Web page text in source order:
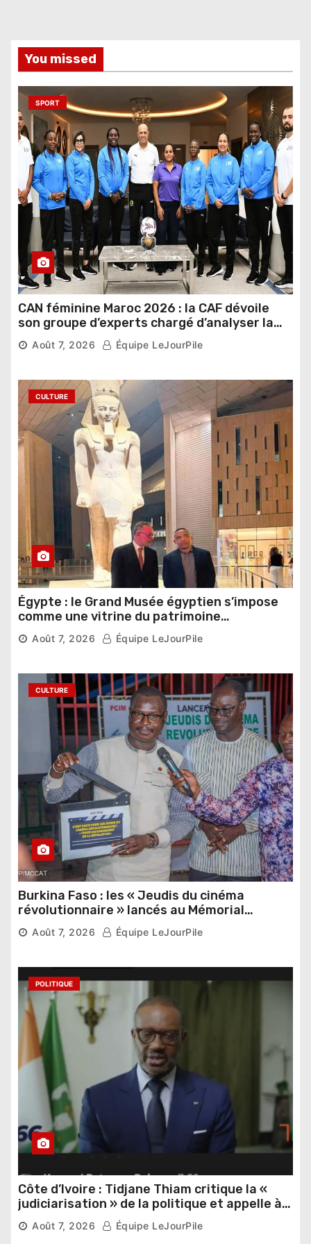
You missed
SPORT
CAN féminine Maroc 2026 : la CAF dévoile
son groupe d’experts chargé d’analyser la
compétition
Août 7, 2026 Équipe LeJourPile
CULTURE
Égypte : le Grand Musée égyptien s’impose
comme une vitrine du patrimoine
pharaonique auprès des dirigeants
étrangers
Août 7, 2026 Équipe LeJourPile
CULTURE
Burkina Faso : les « Jeudis du cinéma
révolutionnaire » lancés au Mémorial
Thomas Sankara
Août 7, 2026 Équipe LeJourPile
POLITIQUE
Côte d’Ivoire : Tidjane Thiam critique la «
judiciarisation » de la politique et appelle à
poursuivre l’apaisement
Août 7, 2026 Équipe LeJourPile